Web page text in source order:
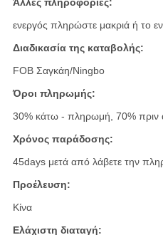
Άλλες πληροφορίες:
ενεργός πληρώστε μακριά ή το
Διαδικασία της καταβολής:
FOB Σαγκάη/Ningbo
Όροι πληρωμής:
30% κάτω - πληρωμή, 70% πριν
Χρόνος παράδοσης:
45days μετά από λάβετε την
Προέλευση:
Κίνα
Ελάχιστη διαταγή: